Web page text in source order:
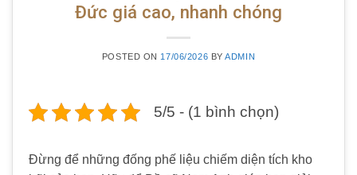
Đức giá cao, nhanh chóng
POSTED ON 17/06/2026 BYADMIN
5/5 - (1 bình chọn)
Đừng để những đống phế liệu chiếm diện tích kho